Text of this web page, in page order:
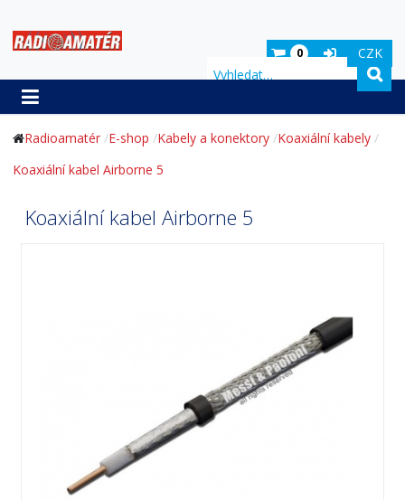
CZK
0
Hledat
Radioamatér E-shop Kabely a konektory Koaxiální kabely
Koaxiální kabel Airborne 5
Koaxiální kabel Airborne 5